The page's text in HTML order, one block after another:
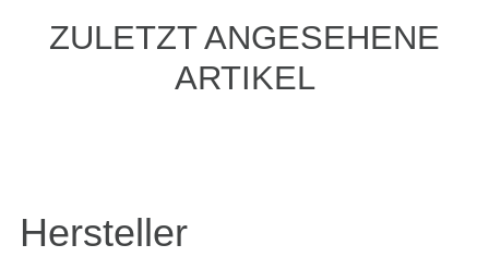
ZULETZT ANGESEHENE
ARTIKEL
Hersteller